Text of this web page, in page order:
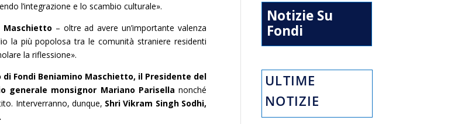
l’integrazione e lo scambio culturale».
Maschietto – oltre ad avere un’importante valenza
la più popolosa tra le comunità straniere residenti
la riflessione».
di Fondi Beniamino Maschietto, il Presidente del
generale monsignor Mariano Parisella nonché
Interverranno, dunque, Shri Vikram Singh Sodhi,
Notizie Su
Fondi
ULTIME
NOTIZIE